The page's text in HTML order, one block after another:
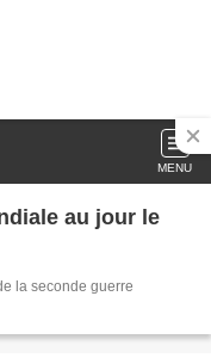
MENU
au jour le
la seconde guerre